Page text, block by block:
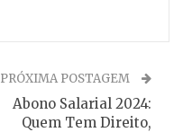
PRÓXIMA POSTAGEM
Abono Salarial 2024:
Quem Tem Direito,